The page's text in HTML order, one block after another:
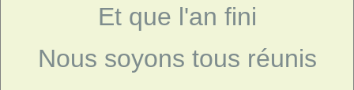
Et que l'an fini
Nous soyons tous réunis